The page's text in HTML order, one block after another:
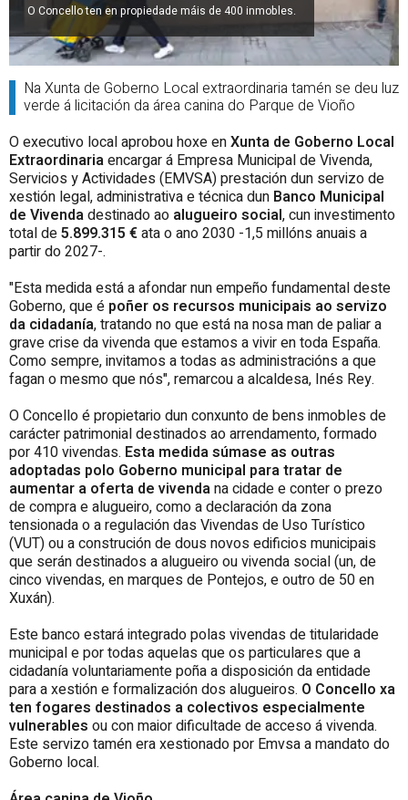
O Concello ten en propiedade máis de 400 inmobles.
Na Xunta de Goberno Local extraordinaria tamén se deu luz
verde á licitación da área canina do Parque de Vioño
O executivo local aprobou hoxe enXunta de Goberno Local
Extraordinariaencargar á Empresa Municipal de Vivenda,
Servicios y Actividades (EMVSA) prestación dun servizo de
xestión legal, administrativa e técnica dun Banco Municipal
de Vivendadestinado ao alugueiro social, cun investimento
total de5.899.315 €ata o ano 2030 -1,5 millóns anuais a
partir do 2027-.
"Esta medida está a afondar nun empeño fundamental deste
Goberno, que é poñer os recursos municipais ao servizo
da cidadanía, tratando no que está na nosa man de paliar a
grave crise da vivenda que estamos a vivir en toda España.
Como sempre, invitamos a todas as administracións a que
fagan o mesmo que nós", remarcou a alcaldesa, Inés Rey.
O Concello é propietario dun conxunto de bens inmobles de
carácter patrimonial destinados ao arrendamento, formado
por 410 vivendas. Esta medida súmase as outras
adoptadas polo Goberno municipal para tratar de
aumentar a oferta de vivendana cidade e conter o prezo
de compra e alugueiro, como a declaración da zona
tensionada o a regulación das Vivendas de Uso Turístico
(VUT) ou a construción de dous novos edificios municipais
que serán destinados a alugueiro ou vivenda social (un, de
cinco vivendas, en marques de Pontejos, e outro de 50 en
Xuxán).
Este banco estará integrado polas vivendas de titularidade
municipal e por todas aquelas que os particulares que a
cidadanía voluntariamente poña a disposición da entidade
para a xestión e formalización dos alugueiros. O Concello xa
ten fogares destinados a colectivos especialmente
vulnerables ou con maior dificultade de acceso á vivenda.
Este servizo tamén era xestionado por Emvsa a mandato do
Goberno local.